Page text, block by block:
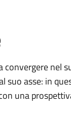
convergere nel
suo asse: in
una